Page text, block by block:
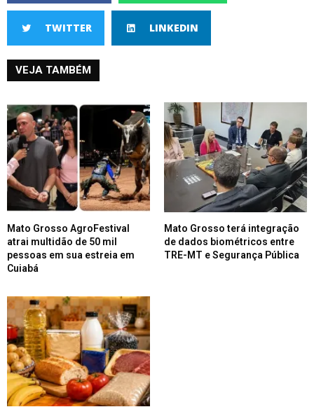
TWITTER LINKEDIN
VEJA TAMBÉM
Mato Grosso AgroFestival
atrai multidão de 50 mil
pessoas em sua estreia em
Cuiabá
Mato Grosso terá integração
de dados biométricos entre
TRE-MT e Segurança Pública